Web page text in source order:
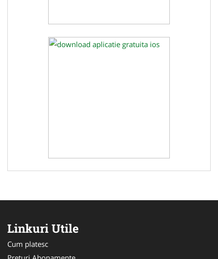
Linkuri Utile
Cum platesc